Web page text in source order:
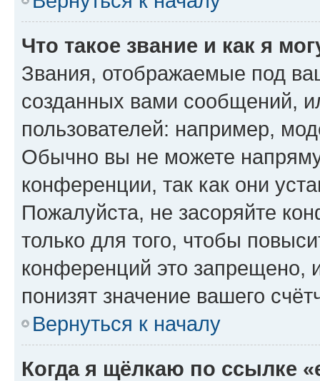
Что такое звание и как я
Звания, отображаемые под
созданных вами сообщений,
пользователей: например,
Обычно вы не можете
конференции, так как они
Пожалуйста, не засоряйте
только для того, чтобы
конференций это запрещено,
понизят значение вашего
Вернуться к началу
Когда я щёлкаю по ссылке